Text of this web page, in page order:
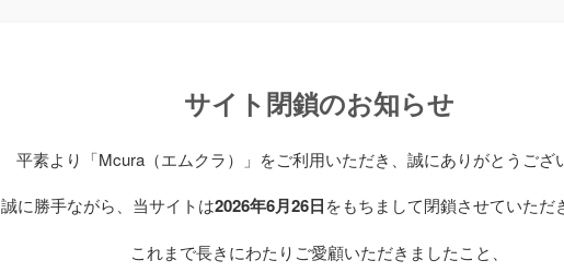
サイト閉鎖のお知らせ
平素より「Mcura（エムクラ）」をご利用いただき、誠にありがとうござ
誠に勝手ながら、当サイトは2026年6月26日をもちまして閉鎖させていただ
これまで長きにわたりご愛顧いただきましたこと、